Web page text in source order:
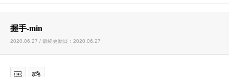
握手-min
2020.06.27 / 最終更新日：2020.06.27